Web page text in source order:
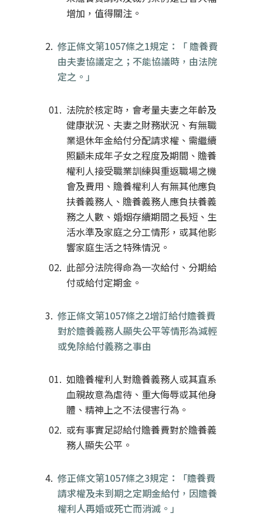
增加，值得關注。
修正條文第1057條之1規定：「 贍養費
由夫妻協議定之；不能協議時，由法院
定之。」
法院於核定時，會考量夫妻之年齡及
健康狀況、夫妻之財務狀況、有無職
業退休年金給付分配請求權、需繼續
照顧未成年子女之程度及期間、贍養
權利人接受職業訓練與重返職場之機
會及費用、贍養權利人有無其他應負
扶養義務人、贍養義務人應負扶養義
務之人數、婚姻存續期間之長短、生
活水準及家庭之分工情形，或其他影
響家庭生活之特殊情況。
此部分法院得命為一次給付、分期給
付或給付定期金。
修正條文第1057條之2增訂給付贍養費
對於贍養義務人顯失公平等情形為減輕
或免除給付義務之事由
如贍養權利人對贍養義務人或其直系
血親故意為虐待、重大侮辱或其他身
體、精神上之不法侵害行為。
或有事實足認給付贍養費對於贍養義
務人顯失公平。
修正條文第1057條之3規定：「贍養費
請求權及未到期之定期金給付，因贍養
權利人再婚或死亡而消滅。」